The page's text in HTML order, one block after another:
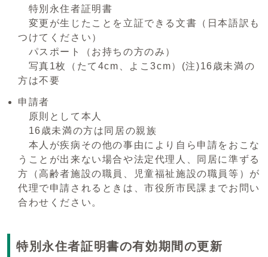
特別永住者証明書
変更が生じたことを立証できる文書（日本語訳も
つけてください）
パスポート（お持ちの方のみ）
写真1枚（たて4cm、よこ3cm）(注)16歳未満の
方は不要
申請者
原則として本人
16歳未満の方は同居の親族
本人が疾病その他の事由により自ら申請をおこな
うことが出来ない場合や法定代理人、同居に準ずる
方（高齢者施設の職員、児童福祉施設の職員等）が
代理で申請されるときは、市役所市民課までお問い
合わせください。
特別永住者証明書の有効期間の更新